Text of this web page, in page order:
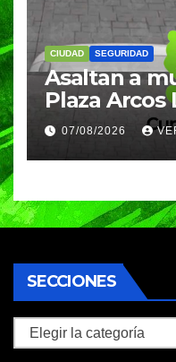
CIUDAD SEGURIDAD
Asaltan a
Plaza Arcos
de
huyeron en
07/08/2026
SECCIONES
Secciones